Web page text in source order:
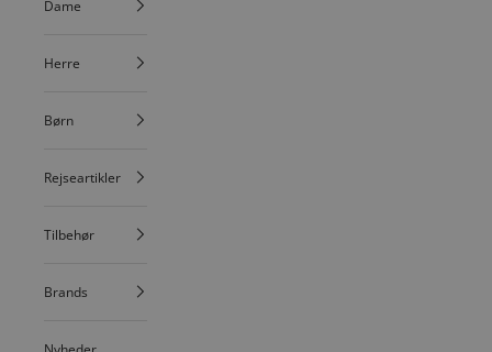
Dame
Herre
Børn
Rejseartikler
Tilbehør
Brands